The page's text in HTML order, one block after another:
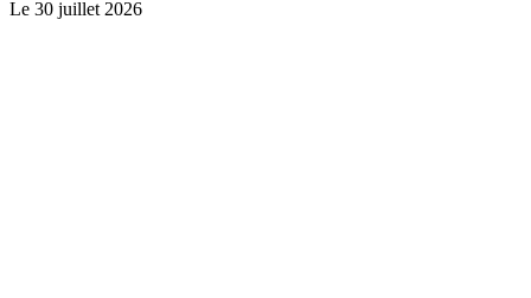
Le 30 juillet 2026